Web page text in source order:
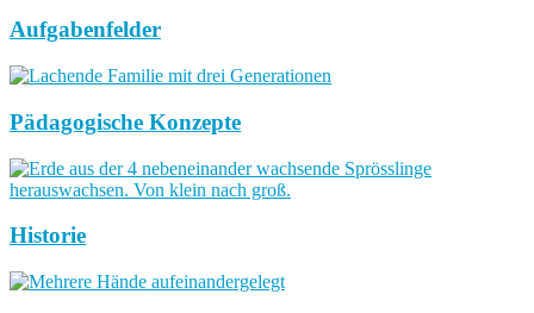
Aufgabenfelder
Pädagogische Konzepte
Historie